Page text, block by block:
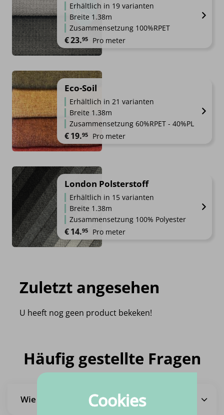
Erhältlich in 19 varianten
Breite 1.38m
Zusammensetzung 100%RPET
€23.95 Pro meter
Eco-Soil
Erhältlich in 21 varianten
Breite 1.38m
Zusammensetzung 60%RPET - 40%PL
€19.95 Pro meter
London Polsterstoff
Erhältlich in 15 varianten
Breite 1.38m
Zusammensetzung 100% Polyester
€14.95 Pro meter
Zuletzt angesehen
U heeft nog geen product bekeken!
Häufig gestellte Fragen
Wie lange ist die Lieferzeit?
Cookies